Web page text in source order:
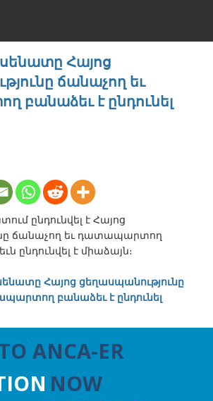
Հայոց
ճանաչող եւ
բանաձեւ է ընդունել
ընդունվել է Հայոց
ճանաչող եւ դատապարտող
ընդունվել է միաձայն։
Հայոց ցեղասպանությունը
բանաձեւ է ընդունել
ANCA-ER
NOW